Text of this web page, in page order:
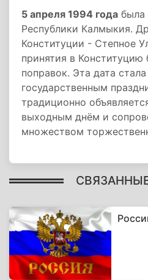
5 апреля 1994 года была
Республики Калмыкия.
Конституции - Степное
принятия в Конституцию
поправок. Эта дата
государственным
традиционно
выходным днём и
множеством